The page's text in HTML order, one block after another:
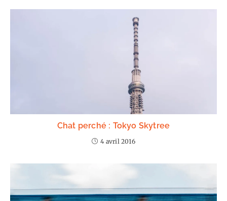
Chat perché : Tokyo Skytree
4 avril 2016